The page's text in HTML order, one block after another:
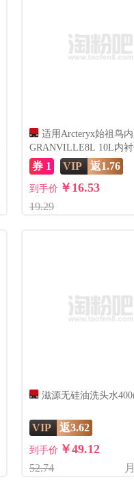
适用Arcteryx始祖鸟
GRANVILLE8L 10L内
理收纳包
券 1 VIP 返1.76
到手价 ￥16.53
19.29
滋源无硅油洗头水
VIP 返3.62
到手价 ￥49.12
52.74